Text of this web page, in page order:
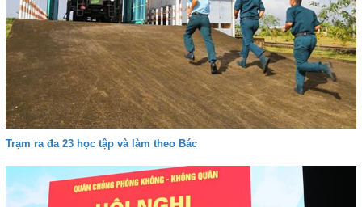
Trạm ra đa 23 học tập và làm theo Bác